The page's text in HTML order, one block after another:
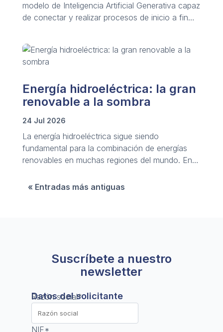
modelo de Inteligencia Artificial Generativa capaz
de conectar y realizar procesos de inicio a fin
que analizan y actúan en segundos.
Energía hidroeléctrica: la gran
renovable a la sombra
24 Jul 2026
La energía hidroeléctrica sigue siendo
fundamental para la combinación de energías
renovables en muchas regiones del mundo. En
sus principales desafíos y oportunidades.
« Entradas más antiguas
Suscríbete a nuestro
newsletter
Datos del solicitante
Razón social*
NIF*